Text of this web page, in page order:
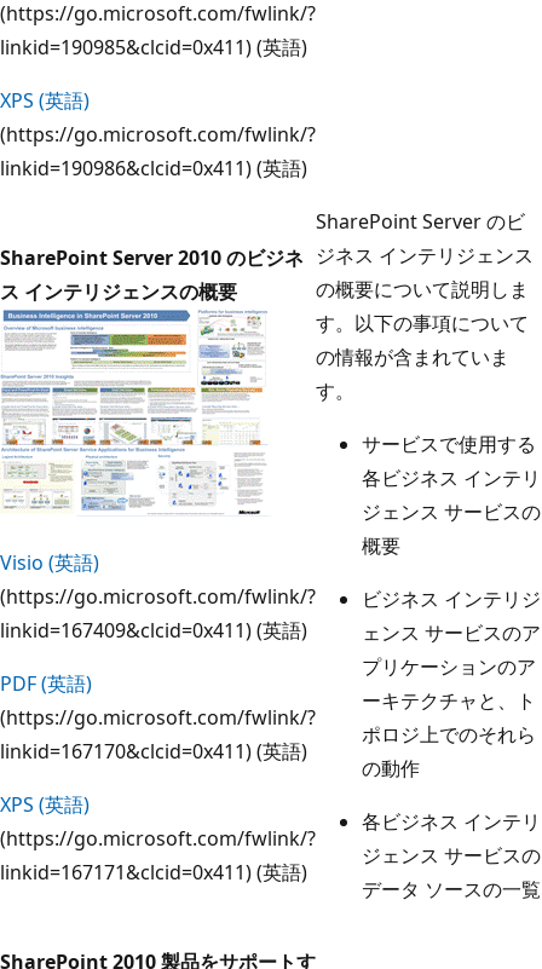
(https://go.microsoft.com/fwlink/?
linkid=190985&clcid=0x411) (英語)
XPS (英語)
(https://go.microsoft.com/fwlink/?
linkid=190986&clcid=0x411) (英語)
SharePoint Server 2010 のビジネ
ス インテリジェンスの概要
Visio (英語)
(https://go.microsoft.com/fwlink/?
linkid=167409&clcid=0x411) (英語)
PDF (英語)
(https://go.microsoft.com/fwlink/?
linkid=167170&clcid=0x411) (英語)
XPS (英語)
(https://go.microsoft.com/fwlink/?
linkid=167171&clcid=0x411) (英語)
SharePoint Server のビ
ジネス インテリジェンス
の概要について説明しま
す。以下の事項について
の情報が含まれていま
す。
サービスで使用する
各ビジネス インテリ
ジェンス サービスの
概要
ビジネス インテリジ
ェンス サービスのア
プリケーションのア
ーキテクチャと、ト
ポロジ上でのそれら
の動作
各ビジネス インテリ
ジェンス サービスの
データ ソースの一覧
SharePoint 2010 製品をサポートす